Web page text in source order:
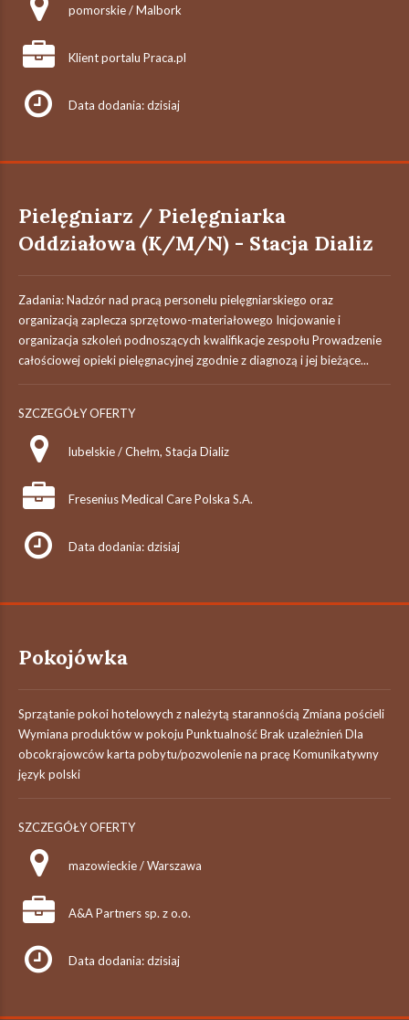
pomorskie / Malbork
Klient portalu Praca.pl
Data dodania: dzisiaj
Pielęgniarz / Pielęgniarka
Oddziałowa (K/M/N) - Stacja Dializ
Zadania: Nadzór nad pracą personelu pielęgniarskiego oraz
organizacją zaplecza sprzętowo-materiałowego Inicjowanie i
organizacja szkoleń podnoszących kwalifikacje zespołu Prowadzenie
całościowej opieki pielęgnacyjnej zgodnie z diagnozą i jej bieżące...
SZCZEGÓŁY OFERTY
lubelskie / Chełm, Stacja Dializ
Fresenius Medical Care Polska S.A.
Data dodania: dzisiaj
Pokojówka
Sprzątanie pokoi hotelowych z należytą starannością Zmiana pościeli
Wymiana produktów w pokoju Punktualność Brak uzależnień Dla
obcokrajowców karta pobytu/pozwolenie na pracę Komunikatywny
język polski
SZCZEGÓŁY OFERTY
mazowieckie / Warszawa
A&A Partners sp. z o.o.
Data dodania: dzisiaj